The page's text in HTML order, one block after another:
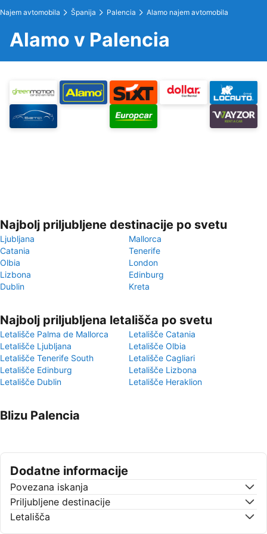
Najem avtomobila Španija Palencia Alamo najem avtomobila
Alamo v Palencia
Najbolj priljubljene destinacije po svetu
Ljubljana
Mallorca
Catania
Tenerife
Olbia
London
Lizbona
Edinburg
Dublin
Kreta
Najbolj priljubljena letališča po svetu
Letališče Palma de Mallorca
Letališče Catania
Letališče Ljubljana
Letališče Olbia
Letališče Tenerife South
Letališče Cagliari
Letališče Edinburg
Letališče Lizbona
Letališče Dublin
Letališče Heraklion
Blizu Palencia
Dodatne informacije
Povezana iskanja
Priljubljene destinacije
Letališča